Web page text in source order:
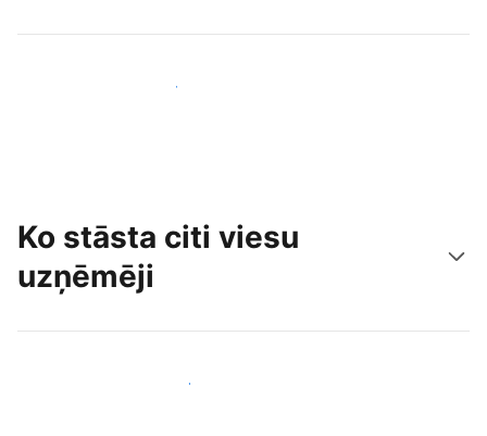
Sasniegt jaunus viesus jau šodien
Ko stāsta citi viesu
uzņēmēji
Pievienoties citiem viesu uzņēmējiem